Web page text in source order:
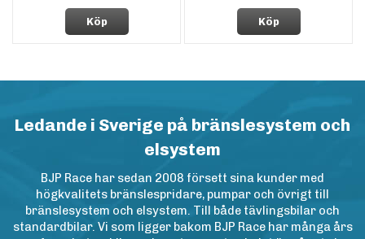
Köp Köp
Ledande i Sverige på bränslesystem och
elsystem
BJP Race har sedan 2008 försett sina kunder med
högkvalitets bränslespridare, pumpar och övrigt till
bränslesystem och elsystem. Till både tävlingsbilar och
standardbilar. Vi som ligger bakom BJP Race har många års